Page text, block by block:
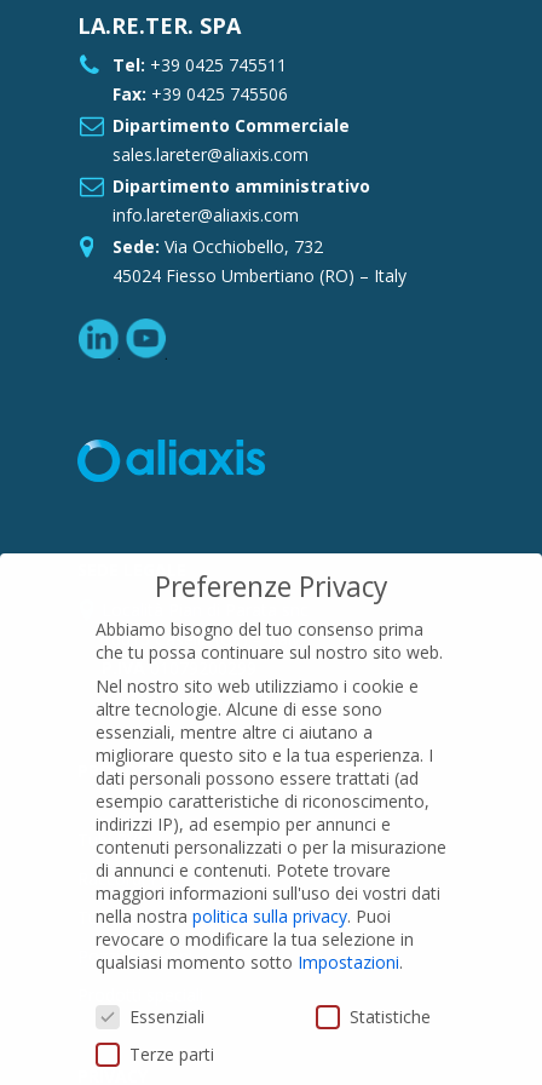
LA.RE.TER. SPA
Tel: +39 0425 745511
Fax: +39 0425 745506
Dipartimento Commerciale
sales.lareter@aliaxis.com
Dipartimento amministrativo
info.lareter@aliaxis.com
Sede: Via Occhiobello, 732
45024 Fiesso Umbertiano (RO) – Italy
16015 Casella (GE) – Italy
01079200299
PRODOTTI
Tubi PVC
Raccordi PVC
Tubi e Raccordi in PVC-A
Pozzi Artesiani
Preferenze Privacy
Abbiamo bisogno del tuo consenso prima
che tu possa continuare sul nostro sito web.
Nel nostro sito web utilizziamo i cookie e
altre tecnologie. Alcune di esse sono
essenziali, mentre altre ci aiutano a
migliorare questo sito e la tua esperienza. I
dati personali possono essere trattati (ad
esempio caratteristiche di riconoscimento,
indirizzi IP), ad esempio per annunci e
contenuti personalizzati o per la misurazione
di annunci e contenuti. Potete trovare
maggiori informazioni sull'uso dei vostri dati
nella nostra politica sulla privacy. Puoi
revocare o modificare la tua selezione in
qualsiasi momento sotto Impostazioni.
Preferenze Privacy
Essenziali
Statistiche
Terze parti